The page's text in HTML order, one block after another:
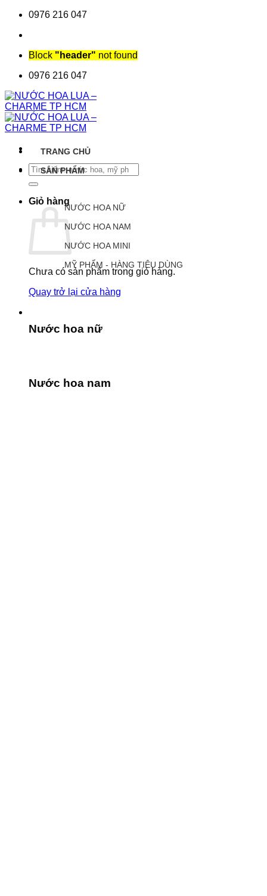
Chuyển0976 216 047
Block "header" not found
0976 216 047
Tìm
kiếm:
Giỏ hàng
Chưa có sản phẩm trong giỏ hàng.
Quay trở lại cửa hàng
TRANG CHỦ
SẢN PHẨM
NƯỚC HOA NỮ
NƯỚC HOA NAM
NƯỚC HOA MINI
MỸ PHẨM - HÀNG TIÊU DÙNG
Nước hoa nữ
Nước hoa nam